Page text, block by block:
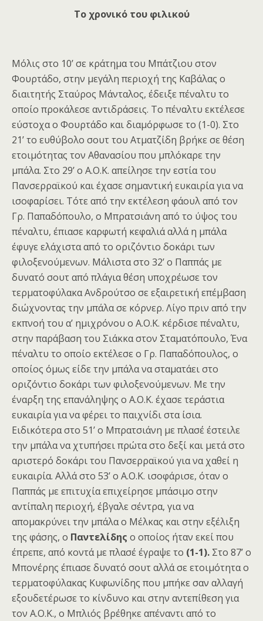
Το χρονικό του φιλικού
Μόλις στο 10’ σε κράτημα του Μπάτζιου στον
Φουρτάδο, στην μεγάλη περιοχή της Καβάλας ο
διαιτητής Σταύρος Μάνταλος, έδειξε πέναλτυ το
οποίο προκάλεσε αντιδράσεις. Το πέναλτυ εκτέλεσε
εύστοχα ο Φουρτάδο και διαμόρφωσε το (1-0). Στο
21’ το ευθύβολο σουτ του Ατματζίδη βρήκε σε θέση
ετοιμότητας τον Αθανασίου που μπλόκαρε την
μπάλα. Στο 29’ ο Α.Ο.Κ. απείλησε την εστία του
Πανσερραϊκού και έχασε σημαντική ευκαιρία για να
ισοφαρίσει. Τότε από την εκτέλεση φάουλ από τον
Γρ. Παπαδόπουλο, ο Μπρατσιάνη από το ύψος του
πέναλτυ, έπιασε καρφωτή κεφαλιά αλλά η μπάλα
έφυγε ελάχιστα από το οριζόντιο δοκάρι των
φιλοξενούμενων. Μάλιστα στο 32’ ο Παππάς με
δυνατό σουτ από πλάγια θέση υποχρέωσε τον
τερματοφύλακα Ανδρούτσο σε εξαιρετική επέμβαση
διώχνοντας την μπάλα σε κόρνερ. Λίγο πριν από την
εκπνοή του α’ ημιχρόνου ο Α.Ο.Κ. κέρδισε πέναλτυ,
στην παράβαση του Σιάκκα στον Σταματόπουλο, Ένα
πέναλτυ το οποίο εκτέλεσε ο Γρ. Παπαδόπουλος, ο
οποίος όμως είδε την μπάλα να σταματάει στο
οριζόντιο δοκάρι των φιλοξενούμενων. Με την
έναρξη της επανάληψης ο Α.Ο.Κ. έχασε τεράστια
ευκαιρία για να φέρει το παιχνίδι στα ίσια.
Ειδικότερα στο 51’ ο Μπρατσιάνη με πλασέ έστειλε
την μπάλα να χτυπήσει πρώτα στο δεξί και μετά στο
αριστερό δοκάρι του Πανσερραϊκού για να χαθεί η
ευκαιρία. Αλλά στο 53’ ο Α.Ο.Κ. ισοφάρισε, όταν ο
Παππάς με επιτυχία επιχείρησε μπάσιμο στην
αντίπαλη περιοχή, έβγαλε σέντρα, για να
απομακρύνει την μπάλα ο Μέλκας και στην εξέλιξη
της φάσης, ο Παντελίδης ο οποίος ήταν εκεί που
έπρεπε, από κοντά με πλασέ έγραψε το (1-1). Στο 87’ ο
Μπονέρης έπιασε δυνατό σουτ αλλά σε ετοιμότητα ο
τερματοφύλακας Κυφωνίδης που μπήκε σαν αλλαγή
εξουδετέρωσε το κίνδυνο και στην αντεπίθεση για
τον Α.Ο.Κ., ο Μπλιός βρέθηκε απέναντι από το